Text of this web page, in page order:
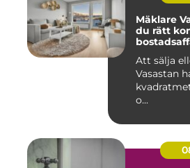
Mäklare
du rätt
Att sälja
Vasastan
o...